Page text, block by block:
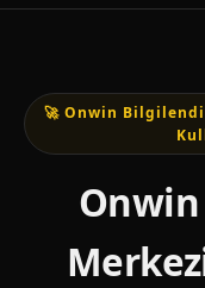
🚀 Onwin
Onwin